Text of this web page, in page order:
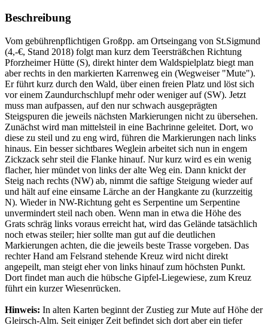
Beschreibung
Vom gebührenpflichtigen Großpp. am Ortseingang von St.Sigmund
(4,-€, Stand 2018) folgt man kurz dem Teersträßchen Richtung
Pforzheimer Hütte (S), direkt hinter dem Waldspielplatz biegt man
aber rechts in den markierten Karrenweg ein (Wegweiser "Mute").
Er führt kurz durch den Wald, über einen freien Platz und löst sich
vor einem Zaundurchschlupf mehr oder weniger auf (SW). Jetzt
muss man aufpassen, auf den nur schwach ausgeprägten
Steigspuren die jeweils nächsten Markierungen nicht zu übersehen.
Zunächst wird man mittelsteil in eine Bachrinne geleitet. Dort, wo
diese zu steil und zu eng wird, führen die Markierungen nach links
hinaus. Ein besser sichtbares Weglein arbeitet sich nun in engem
Zickzack sehr steil die Flanke hinauf. Nur kurz wird es ein wenig
flacher, hier mündet von links der alte Weg ein. Dann knickt der
Steig nach rechts (NW) ab, nimmt die saftige Steigung wieder auf
und hält auf eine einsame Lärche an der Hangkante zu (kurzzeitig
N). Wieder in NW-Richtung geht es Serpentine um Serpentine
unvermindert steil nach oben. Wenn man in etwa die Höhe des
Grats schräg links voraus erreicht hat, wird das Gelände tatsächlich
noch etwas steiler; hier sollte man gut auf die deutlichen
Markierungen achten, die die jeweils beste Trasse vorgeben. Das
rechter Hand am Felsrand stehende Kreuz wird nicht direkt
angepeilt, man steigt eher von links hinauf zum höchsten Punkt.
Dort findet man auch die hübsche Gipfel-Liegewiese, zum Kreuz
führt ein kurzer Wiesenrücken.
Hinweis: In alten Karten beginnt der Zustieg zur Mute auf Höhe der
Gleirsch-Alm. Seit einiger Zeit befindet sich dort aber ein tiefer